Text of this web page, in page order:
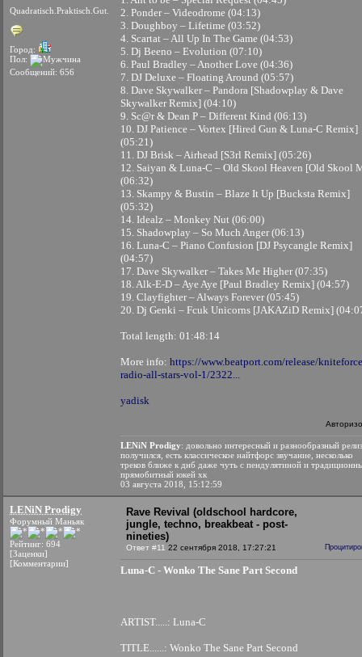
Quadratisch.Praktisch.Gut.
Город:
Пол:
Сообщений: 656
2. Ponder – Videodrome (04:13)
3. Doughboy – Lifetime (03:52)
4. Scartat – All Up In The Game (04:53)
5. Dj Beeno – Evolution (07:10)
6. Paul Bradley – Another Love (04:36)
7. DJ Deluxe – Floating Around (05:57)
8. Dave Skywalker – Pandora [Shadowplay & Dave
Skywalker Remix] (04:10)
9. Sc@r & Dean P – Different Kind (06:13)
10. DJ Patience – Vortex [Hired Gun & Luna-C Remix]
(05:21)
11. DJ Brisk – Airhead [S3rl Remix] (05:26)
12. Saiyan & Luna-C – Old Skool Heaven [Old Skool
(06:32)
13. Skampy & Bustin – Blaze It Up [Bucksta Remix]
(05:32)
14. Idealz – Monkey Nut (06:00)
15. Shadowplay – So Much Anger (06:13)
16. Luna-C – Piano Confusion [DJ Psycangle Remix]
(04:57)
17. Dave Skywalker – Takes Me Higher (07:35)
18. Alk-E-D – Aye Aye [Paul Bradley Remix] (04:57)
19. Clayfighter – Always Forever (05:45)
20. Dj Genki – Fcuk Unicorns [JAKAZiD Remix]
Total length: 01:48:14
More info: https://www.beatport.com/release/
radio-all-stars-vol-1/2322...
yadisk
LENiN Prodigy: довольно интересный и разнообразный релиз
получился, есть классическое найтфорс звучание, несколько
треков ближе к днб даже чуть с пендулятиной и
прямобитный юкей хк
03 августа 2018, 15:12:59
LENiN Prodigy
Форумный Маньяк
Рейтинг: 694
[Заценки]
[Комментарии]
Rave Revival (oldschool hardcore,
jungle, techno, breakbeat - post-
nineties)
Ответ #11 22 сентября 2018, 17:27:21
Luna-C - Wonko The Sane Part Second
ARTIST.....: Luna-
TITLE......: Wonko The Sane Part